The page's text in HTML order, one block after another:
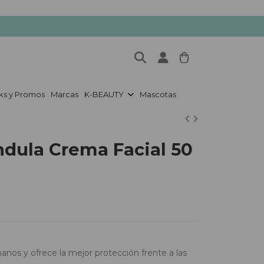
y Promos Marcas K-BEAUTY Mascotas
Crema Facial 50
y ofrece la mejor protección frente a las